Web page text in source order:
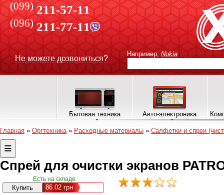
(099) 211-57-11
(096)211-77-11
Не можете дозвониться?
Например, Nokia
Бытовая техника Авто-электроника
Главная » Оргтехника» Расходные материалы » Салфетки и спреи
Спрей для очистки экранов
Есть на складе
86.02 грн